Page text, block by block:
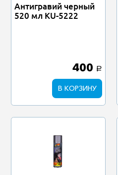
Антигравий черный
520 мл KU-5222
400 a
В КОРЗИНУ